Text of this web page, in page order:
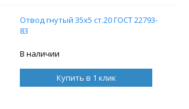
Отвод гнутый 35х5 ст.20 ГОСТ 22793-
83
В наличии
Купить в 1 клик